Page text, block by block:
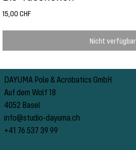
15,00 CHF
Nicht verfügbar
DAYUMA Pole & Acrobatics GmbH
Auf dem Wolf 18
4052 Basel
info@studio-dayuma.ch
+41 76 537 39 99